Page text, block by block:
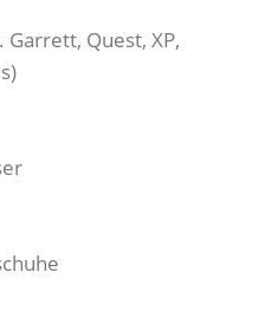
Garrett, Quest, XP,